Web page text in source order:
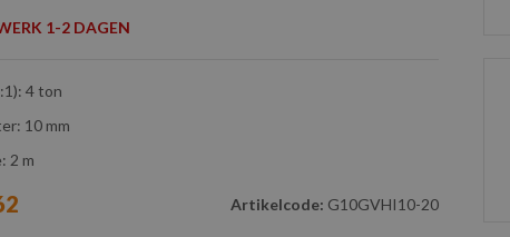
1-2 DAGEN
4 ton
10 mm
2 m
Artikelcode: G10GVHI10-20